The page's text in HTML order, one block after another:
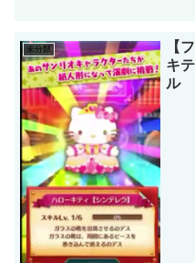
未分類
【
キ
ル